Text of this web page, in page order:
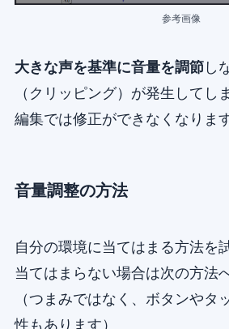
参考画像
大きな声を基準に音量を調節し
（クリッピング）が発生してし
編集では修正ができなくなりま
音量調整の方法
自分の環境に当てはまる方法を
当てはまらない場合は次の方法
（つまみではなく、ボタンやタ
性もあります）